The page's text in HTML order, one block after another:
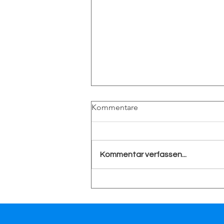
trinken – dann hat mich euer
Kommentare
Kommentar verfassen...